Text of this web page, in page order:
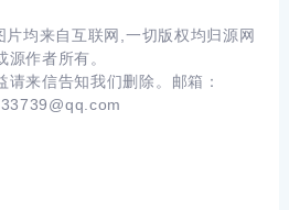
均来自互联网,一切版权均归源网
源作者所有。
请来信告知我们删除。邮箱：